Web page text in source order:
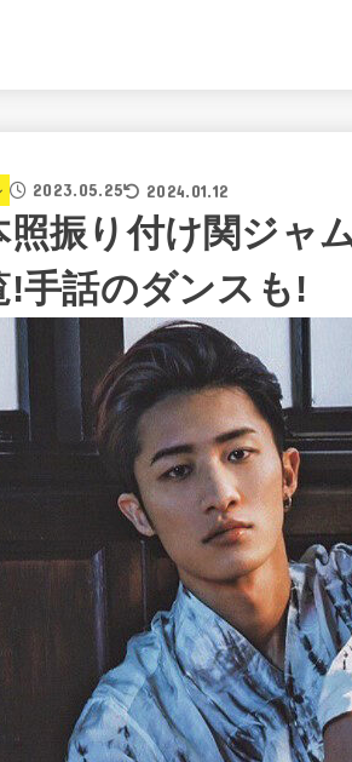
2023.05.25 2024.01.12
照振り付け関ジャ
!手話のダンスも!